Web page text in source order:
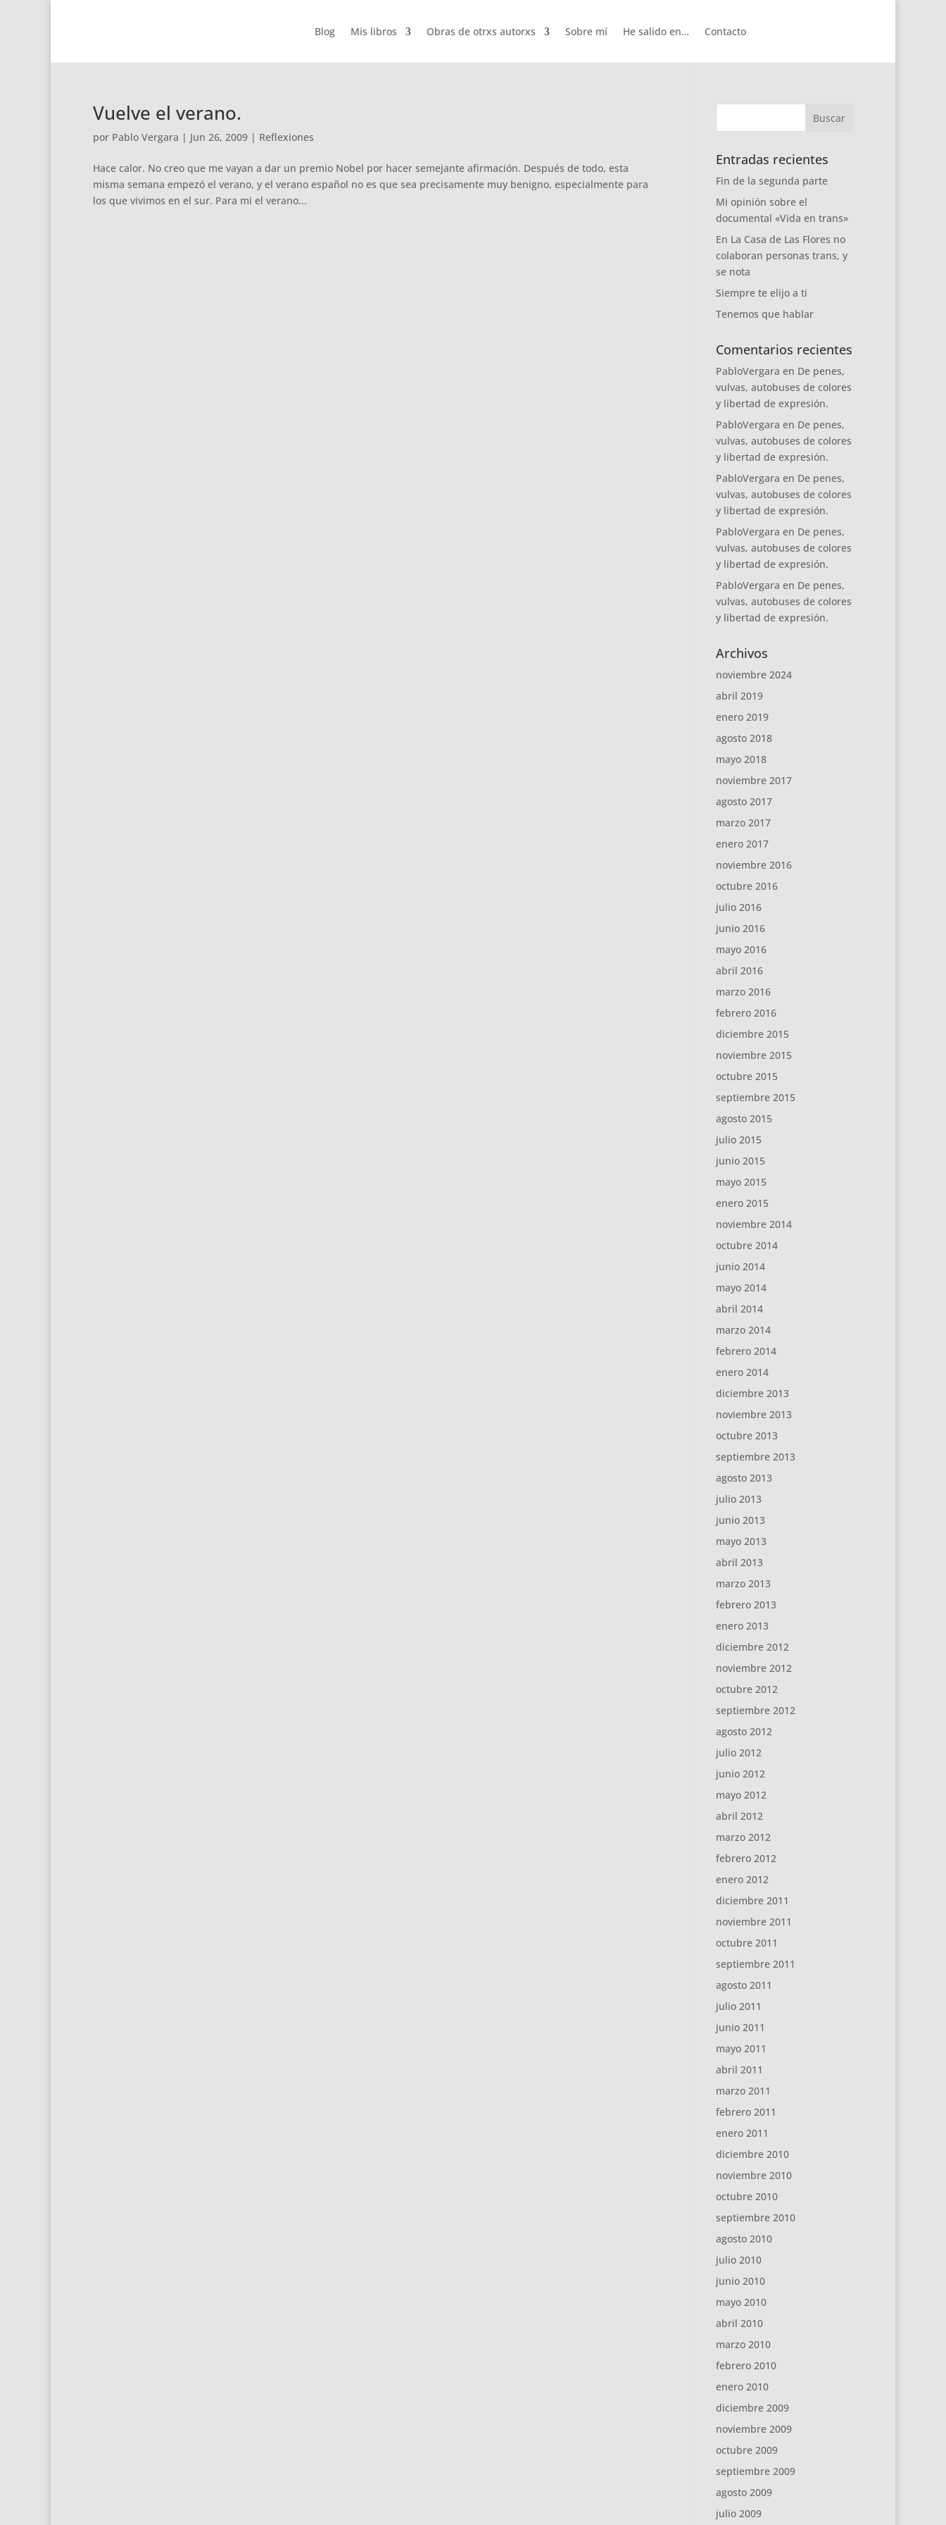
Blog Mis libros Obras de otrxs autorxs Sobre mí He salido en… Contacto
Vuelve el verano.
por Pablo Vergara | Jun 26, 2009 | Reflexiones
Hace calor. No creo que me vayan a dar un premio Nobel por hacer semejante afirmación. Después de todo, esta
misma semana empezó el verano, y el verano español no es que sea precisamente muy benigno, especialmente para
los que vivimos en el sur. Para mi el verano...
Entradas recientes
Fin de la segunda parte
Mi opinión sobre el
documental «Vida en trans»
En La Casa de Las Flores no
colaboran personas trans, y
se nota
Siempre te elijo a ti
Tenemos que hablar
Comentarios recientes
PabloVergara en De penes,
vulvas, autobuses de colores
y libertad de expresión.
PabloVergara en De penes,
vulvas, autobuses de colores
y libertad de expresión.
PabloVergara en De penes,
vulvas, autobuses de colores
y libertad de expresión.
PabloVergara en De penes,
vulvas, autobuses de colores
y libertad de expresión.
PabloVergara en De penes,
vulvas, autobuses de colores
y libertad de expresión.
Archivos
noviembre 2024
abril 2019
enero 2019
agosto 2018
mayo 2018
noviembre 2017
agosto 2017
marzo 2017
enero 2017
noviembre 2016
octubre 2016
julio 2016
junio 2016
mayo 2016
abril 2016
marzo 2016
febrero 2016
diciembre 2015
noviembre 2015
octubre 2015
septiembre 2015
agosto 2015
julio 2015
junio 2015
mayo 2015
enero 2015
noviembre 2014
octubre 2014
junio 2014
mayo 2014
abril 2014
marzo 2014
febrero 2014
enero 2014
diciembre 2013
noviembre 2013
octubre 2013
septiembre 2013
agosto 2013
julio 2013
junio 2013
mayo 2013
abril 2013
marzo 2013
febrero 2013
enero 2013
diciembre 2012
noviembre 2012
octubre 2012
septiembre 2012
agosto 2012
julio 2012
junio 2012
mayo 2012
abril 2012
marzo 2012
febrero 2012
enero 2012
diciembre 2011
noviembre 2011
octubre 2011
septiembre 2011
agosto 2011
julio 2011
junio 2011
mayo 2011
abril 2011
marzo 2011
febrero 2011
enero 2011
diciembre 2010
noviembre 2010
octubre 2010
septiembre 2010
agosto 2010
julio 2010
junio 2010
mayo 2010
abril 2010
marzo 2010
febrero 2010
enero 2010
diciembre 2009
noviembre 2009
octubre 2009
septiembre 2009
agosto 2009
julio 2009